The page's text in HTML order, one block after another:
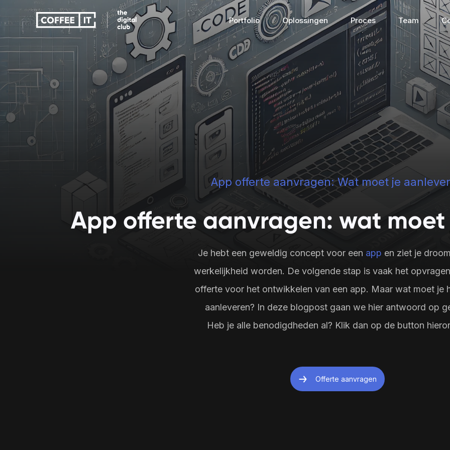
Portfolio Oplossingen Proces Team
Educatie apps Zorg apps Connected apps Digital
Verbeter onderwijs met
plezier en betrokkenheid
Toegankelijke zorg waar
privacy en veiligheid voorop
De brug voor het verbinden
van apparaten en systemen.
Digitaliseer en
efficiëntie in je
App offerte aanvragen: Wat moet je
App offerte aanvragen: wat
Je hebt een geweldig concept voor een app en ziet je
werkelijkheid worden. De volgende stap is vaak het
offerte voor het ontwikkelen van een app. Maar wat moet je
aanleveren? In deze blogpost gaan we hier antwoord op
Heb je alle benodigdheden al? Klik dan op de button
Offerte aanvragen